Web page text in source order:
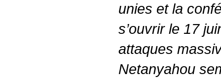
unies et la
s’ouvrir le 17
attaques
Netanyahou